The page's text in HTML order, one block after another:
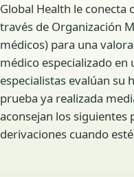
Global Health le conecta
través de Organización
médicos) para una
médico especializado
especialistas evalúan su
prueba ya realizada
aconsejan los siguientes
derivaciones cuando